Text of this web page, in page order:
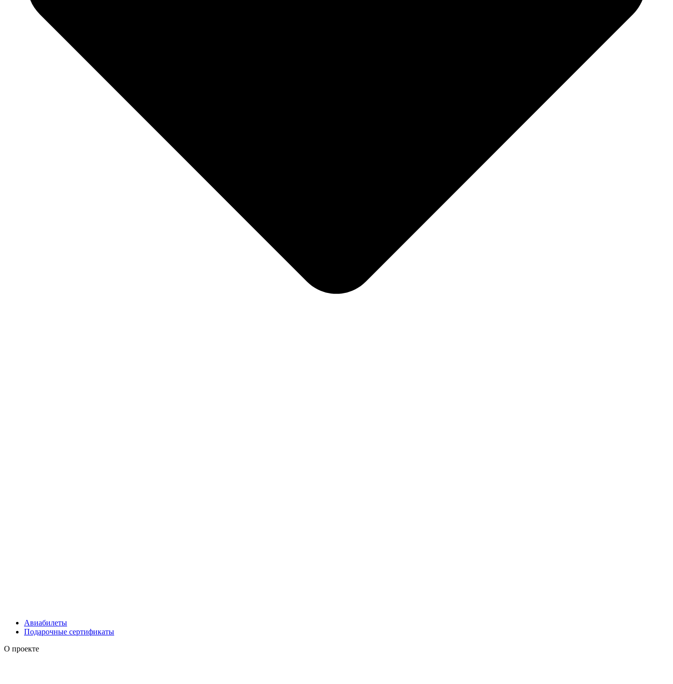
Авиабилеты
Подарочные сертификаты
О проекте